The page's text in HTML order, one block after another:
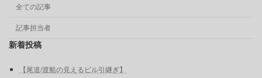
全ての記事
記事担当者
新着投稿
【尾道/渡船の見えるビル引継ぎ】